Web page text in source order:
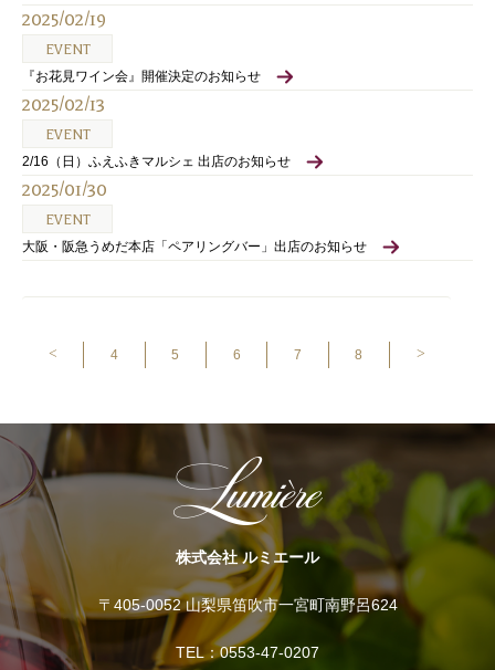
2025/02/19
EVENT
『お花見ワイン会』開催決定のお知らせ
2025/02/13
EVENT
2/16（日）ふえふきマルシェ 出店のお知らせ
2025/01/30
EVENT
大阪・阪急うめだ本店「ペアリングバー」出店のお知らせ
< 4 5 6 7 8 >
株式会社 ルミエール
〒405-0052 山梨県笛吹市一宮町南野呂624
TEL：0553-47-0207